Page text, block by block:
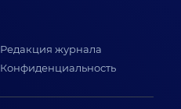
Редакция журнала
Конфиденциальность